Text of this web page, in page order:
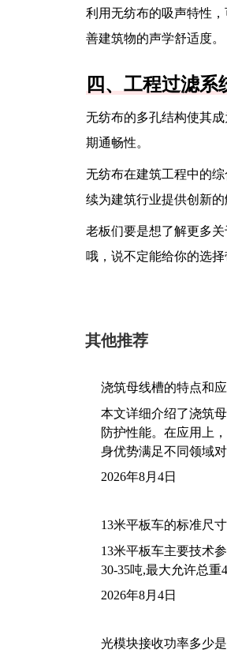
利用无纺布的吸声特性
善建筑物的声学舒适度。
四、工程过滤系
无纺布的多孔结构使其
期通畅性。
无纺布在建筑工程中的
续为建筑行业提供创新的
老板们要是想了解更多
哦，说不定能给你的选
其他推荐
浇筑母线槽的特点和
本文详细介绍了浇筑
防护性能。在应用上
身优势满足不同领域
2026年8月4日
13米平板车的标准尺
13米平板车主要技术
30-35吨,最大允许总
2026年8月4日
光模块接收功率多少